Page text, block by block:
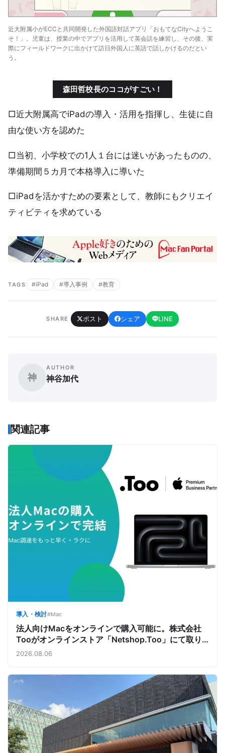
近大附属小がECCと共同開発した外国語対話アプリ「おもてなCityへようこ
そ！」。児童は、授業の中でアプリを活用して英会話を練習し、その後、実
際にフィールドワークに出かけて訪日外国人に英語で話しかけるのだとい
う。
森田哲校長のココがすごい！
□近大附属高でiPadの導入・活用を指揮し、生徒に自
由な使い方を認めた
□当初、小学校での1人１台には迷いがあったものの、
準備期間５カ月で本格導入に導いた
□iPadを活かすための要素として、教師にもクリエイ
ティビティを求めている
TAGS #iPad #導入事例 #教育
SHARE ポスト シェア LINE
神
AUTHOR
神谷加代
関連記事
導入・検討#Mac
法人向けMacをオンラインで購入可能に。株式会社
Tooがオンラインストア「Netshop.Too」にて取り
扱いをスタート。デバイス調達の手間を減らし、スピ
2026.08.06